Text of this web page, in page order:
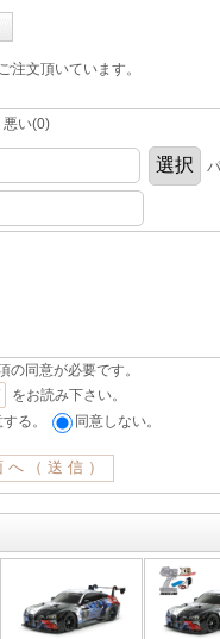
注文頂いています。
い(0)
の同意が必要です。
をお読み下さい。
する。 同意しない。